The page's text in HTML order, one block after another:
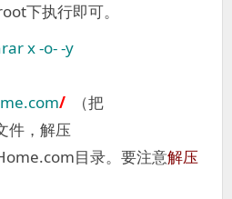
下执行即可。
x -o- -y
/ （把
件，解压
目录。要注意解压